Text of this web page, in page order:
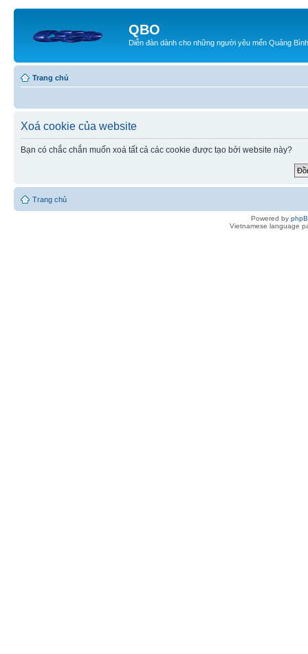
QBO
Diễn đàn dành cho những người yêu mến Quảng Bình
Trang chủ
Xoá cookie của website
Bạn có chắc chắn muốn xoá tất cả các cookie được tạo bởi website này?
Trang chủ
Powered by
Vietnamese language